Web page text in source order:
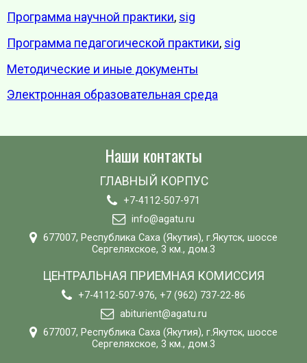
Программа научной практики, sig
Программа педагогической практики, sig
Методические и иные документы
Электронная образовательная среда
Наши контакты
ГЛАВНЫЙ КОРПУС
+7-4112-507-971
info@agatu.ru
677007, Республика Саха (Якутия), г.Якутск, шоссе
Сергеляхское, 3 км., дом.3
ЦЕНТРАЛЬНАЯ ПРИЕМНАЯ КОМИССИЯ
+7-4112-507-976, +7 (962) 737-22-86
abiturient@agatu.ru
677007, Республика Саха (Якутия), г.Якутск, шоссе
Сергеляхское, 3 км., дом.3